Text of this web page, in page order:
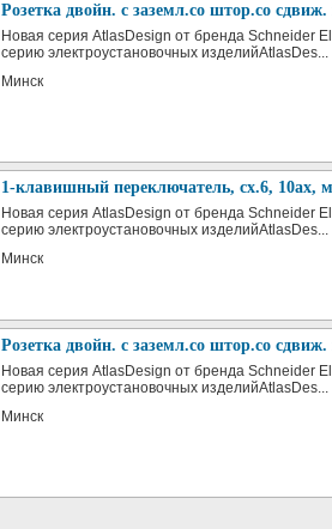
Розетка двойн. с заземл.со штор.со
Новая серия AtlasDesign от бренда Schneider
серию электроустановочных изделийAtlasDes...
Минск
1-клавишный переключатель, сх.6, 10ах,
Новая серия AtlasDesign от бренда Schneider
серию электроустановочных изделийAtlasDes...
Минск
Розетка двойн. с заземл.со штор.со
Новая серия AtlasDesign от бренда Schneider
серию электроустановочных изделийAtlasDes...
Минск